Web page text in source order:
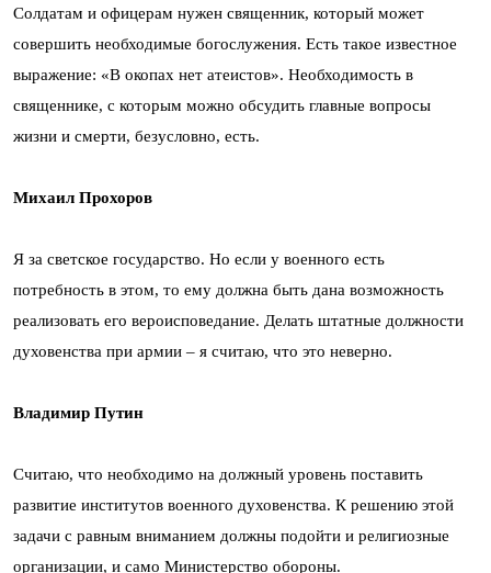
Солдатам и офицерам нужен священник, который может
совершить необходимые богослужения. Есть такое известное
выражение: «В окопах нет атеистов». Необходимость в
священнике, с которым можно обсудить главные вопросы
жизни и смерти, безусловно, есть.
Михаил Прохоров
Я за светское государство. Но если у военного есть
потребность в этом, то ему должна быть дана возможность
реализовать его вероисповедание. Делать штатные должности
духовенства при армии – я считаю, что это неверно.
Владимир Путин
Считаю, что необходимо на должный уровень поставить
развитие институтов военного духовенства. К решению этой
задачи с равным вниманием должны подойти и религиозные
организации, и само Министерство обороны.